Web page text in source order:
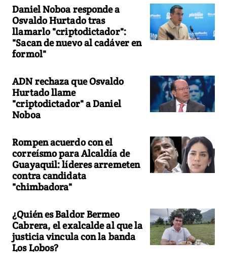
Daniel Noboa responde a
Osvaldo Hurtado tras
llamarlo "criptodictador":
"Sacan de nuevo al cadáver en
formol"
ADN rechaza que Osvaldo
Hurtado llame
"criptodictador" a Daniel
Noboa
Rompen acuerdo con el
correísmo para Alcaldía de
Guayaquil: líderes arremeten
contra candidata
"chimbadora"
¿Quién es Baldor Bermeo
Cabrera, el exalcalde al que la
justicia vincula con la banda
Los Lobos?